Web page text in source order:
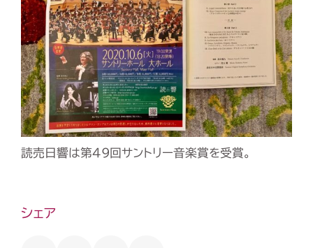
読売日響は第49回サントリー音楽賞を受賞。
シェア